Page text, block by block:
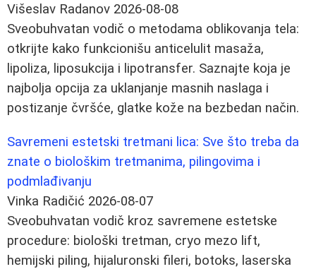
Višeslav Radanov 2026-08-08
Sveobuhvatan vodič o metodama oblikovanja tela:
otkrijte kako funkcionišu anticelulit masaža,
lipoliza, liposukcija i lipotransfer. Saznajte koja je
najbolja opcija za uklanjanje masnih naslaga i
postizanje čvršće, glatke kože na bezbedan način.
Savremeni estetski tretmani lica: Sve što treba da
znate o biološkim tretmanima, pilingovima i
podmlađivanju
Vinka Radičić 2026-08-07
Sveobuhvatan vodič kroz savremene estetske
procedure: biološki tretman, cryo mezo lift,
hemijski piling, hijaluronski fileri, botoks, laserska